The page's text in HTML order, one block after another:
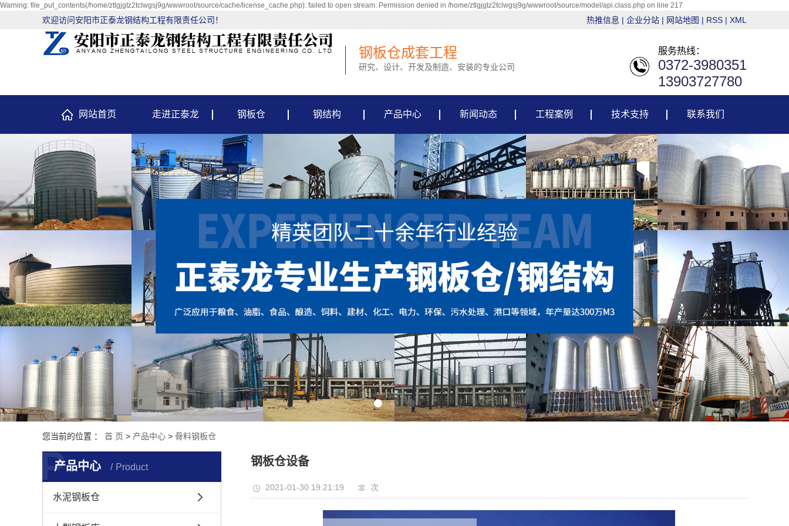
Warning: file_put_contents(/home/ztlgjgtz2tclwgsj9g/wwwroot/source/cache/license_cache.php): failed to open stream: Permission denied in /home/ztlgjgtz2tclwgsj9g/wwwroot/source/model/api.class.php on line 217
欢迎访问安阳市正泰龙钢结构工程有限责任公司！ 热推信息 | 企业分站 | 网站地图 | RSS | XML
钢板仓成套工程
研究、设计、开发及制造、安装的专业公司
服务热线：
0372-3980351
13903727780
网站首页 走进正泰龙 钢板仓 钢结构 产品中心
大型钢板库
粮食钢板仓
粉煤灰钢板仓
骨料钢板仓
新闻动态
新闻资讯
行业资讯
常见问题
工程案例
粮油行业
建材行业
电力行业
环保行业
其它行业
技术支持
技术支持
售后服务
联系我们
您当前的位置 ： 首 页 > 产品中心 > 骨料钢板仓
产品中心 Product
P
水泥钢板仓
钢板仓设备
2021-01-30 19:21:19 次